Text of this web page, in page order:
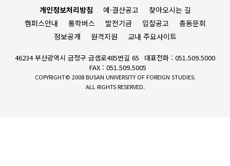
개인정보처리방침 예·결산공고
찾아오시는 길
캠퍼스안내
통학버스 발전기금 입찰공고
총동문회
정보공개
원격지원 교내 주요사이트
46234 부산광역시 금정구 금샘로485번길 65
대표전화 : 051.509.5000
FAX : 051.509.5005
COPYRIGHT© 2008 BUSAN UNIVERSITY OF FOREIGN STUDIES.
ALL RIGHTS RESERVED.